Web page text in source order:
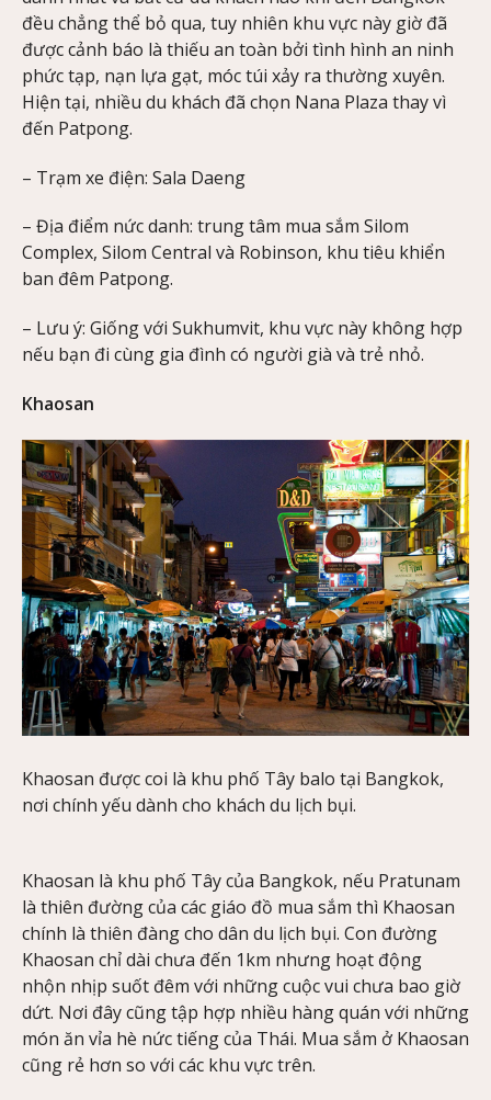
đều chẳng thể bỏ qua, tuy nhiên khu vực này giờ đã
được cảnh báo là thiếu an toàn bởi tình hình an ninh
phức tạp, nạn lựa gạt, móc túi xảy ra thường xuyên.
Hiện tại, nhiều du khách đã chọn Nana Plaza thay vì
đến Patpong.
– Trạm xe điện: Sala Daeng
– Địa điểm nức danh: trung tâm mua sắm Silom
Complex, Silom Central và Robinson, khu tiêu khiển
ban đêm Patpong.
– Lưu ý: Giống với Sukhumvit, khu vực này không hợp
nếu bạn đi cùng gia đình có người già và trẻ nhỏ.
Khaosan
Khaosan được coi là khu phố Tây balo tại Bangkok,
nơi chính yếu dành cho khách du lịch bụi.
Khaosan là khu phố Tây của Bangkok, nếu Pratunam
là thiên đường của các giáo đồ mua sắm thì Khaosan
chính là thiên đàng cho dân du lịch bụi. Con đường
Khaosan chỉ dài chưa đến 1km nhưng hoạt động
nhộn nhịp suốt đêm với những cuộc vui chưa bao giờ
dứt. Nơi đây cũng tập hợp nhiều hàng quán với những
món ăn vỉa hè nức tiếng của Thái. Mua sắm ở Khaosan
cũng rẻ hơn so với các khu vực trên.